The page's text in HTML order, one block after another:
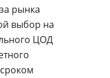
рынка
выбор на
ЦОД